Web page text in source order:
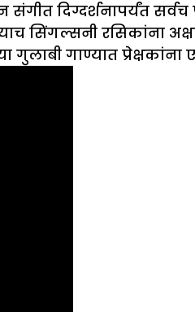
दिग्दर्शनापर्यंत
सिंगल्सनी रसिकांना
गाण्यात